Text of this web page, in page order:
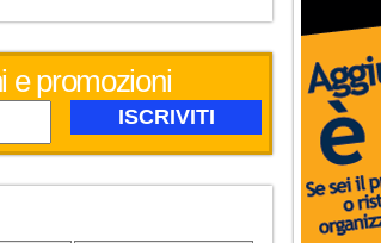
e promozioni